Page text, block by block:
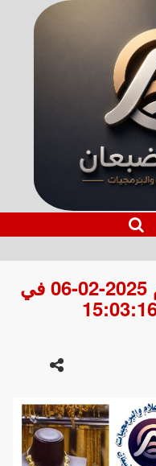
تراجع سعر الذهب اليوم 2025-02-06 في